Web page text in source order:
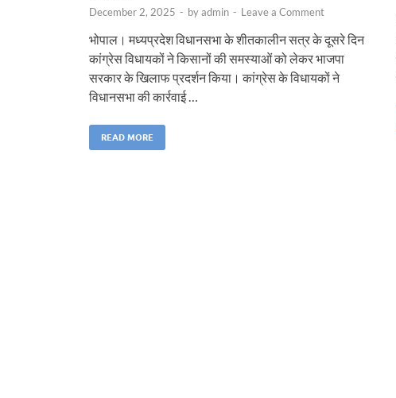
December 2, 2025 - byadmin - Leave a Comment
भोपाल। मध्यप्रदेश विधानसभा के शीतकालीन सत्र के दूसरे दिन
कांग्रेस विधायकों ने किसानों की समस्याओं को लेकर भाजपा
सरकार के खिलाफ प्रदर्शन किया। कांग्रेस के विधायकों ने
विधानसभा की कार्रवाई …
READ MORE